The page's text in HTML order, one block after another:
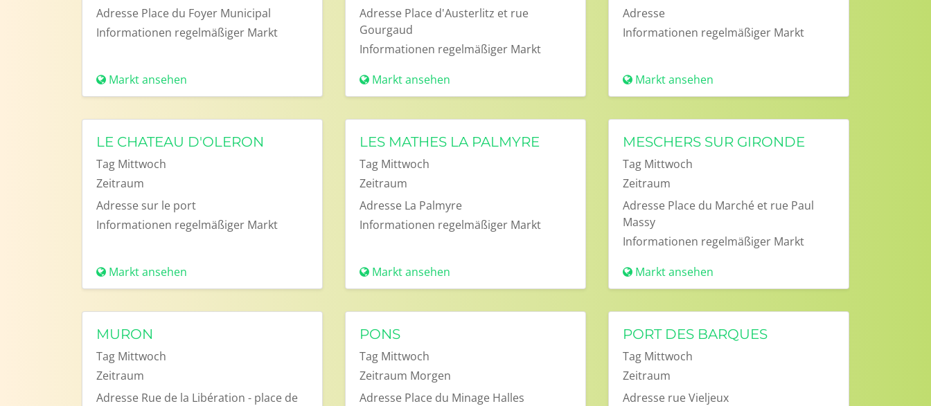
Adresse Place du Foyer Municipal
Informationen regelmäßiger Markt
Markt ansehen
Adresse Place d'Austerlitz et rue
Gourgaud
Informationen regelmäßiger Markt
Markt ansehen
Adresse
Informationen regelmäßiger Markt
Markt ansehen
LE CHATEAU D'OLERON
Tag Mittwoch
Zeitraum
Adresse sur le port
Informationen regelmäßiger Markt
Markt ansehen
LES MATHES LA PALMYRE
Tag Mittwoch
Zeitraum
Adresse La Palmyre
Informationen regelmäßiger Markt
Markt ansehen
MESCHERS SUR GIRONDE
Tag Mittwoch
Zeitraum
Adresse Place du Marché et rue Paul
Massy
Informationen regelmäßiger Markt
Markt ansehen
MURON
Tag Mittwoch
Zeitraum
Adresse Rue de la Libération - place de
PONS
Tag Mittwoch
Zeitraum Morgen
Adresse Place du Minage Halles
PORT DES BARQUES
Tag Mittwoch
Zeitraum
Adresse rue Vieljeux